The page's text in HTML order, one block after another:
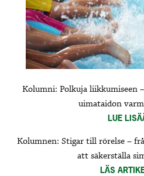
Kolumni: Polkuja liikkumiseen
uimataidon
LUE
Kolumnen: Stigar till rörelse –
att säkerställa
LÄS